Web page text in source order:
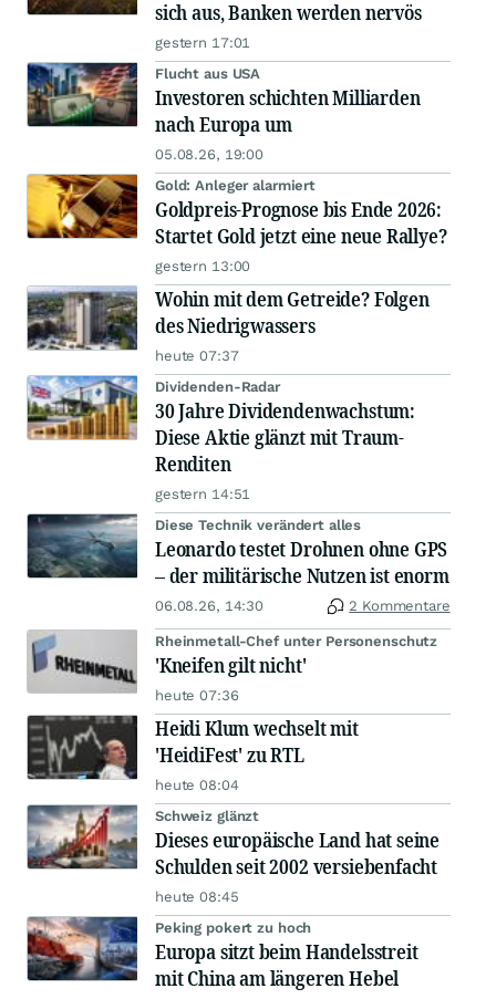
sich aus, Banken werden nervös
gestern 17:01
Flucht aus USA
Investoren schichten Milliarden
nach Europa um
05.08.26, 19:00
Gold: Anleger alarmiert
Goldpreis-Prognose bis Ende 2026:
Startet Gold jetzt eine neue Rallye?
gestern 13:00
Wohin mit dem Getreide? Folgen
des Niedrigwassers
heute 07:37
Dividenden-Radar
30 Jahre Dividendenwachstum:
Diese Aktie glänzt mit Traum-
Renditen
gestern 14:51
Diese Technik verändert alles
Leonardo testet Drohnen ohne GPS
– der militärische Nutzen ist enorm
06.08.26, 14:30 2 Kommentare
Rheinmetall-Chef unter Personenschutz
'Kneifen gilt nicht'
heute 07:36
Heidi Klum wechselt mit
'HeidiFest' zu RTL
heute 08:04
Schweiz glänzt
Dieses europäische Land hat seine
Schulden seit 2002 versiebenfacht
heute 08:45
Peking pokert zu hoch
Europa sitzt beim Handelsstreit
mit China am längeren Hebel